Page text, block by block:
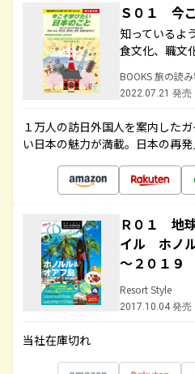
Ｓ０１ 今
知っているよ
食文化、職文
BOOKS 旅の読
2022.07.21 発売
１万人の訪日外国人を案内した
い日本の魅力が満載。日本の再発
Ｒ０１ 地
イル ホノ
～２０１９
Resort Style
2017.10.04 発売
当社在庫切れ